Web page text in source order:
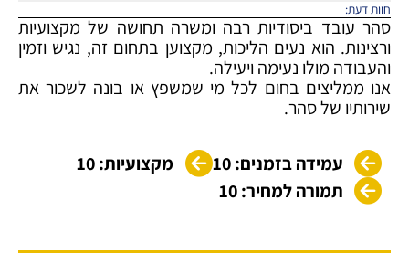
חוות דעת:
סהר עובד ביסודיות רבה ומשרה תחושה של מקצועיות
ורצינות. הוא נעים הליכות, מקצוען בתחום זה, נגיש וזמין
והעבודה מולו נעימה ויעילה.
אנו ממליצים בחום לכל מי שמשפץ או בונה לשכור את
שירותיו של סהר.
עמידה בזמנים: 10
מקצועיות: 10
תמורה למחיר: 10